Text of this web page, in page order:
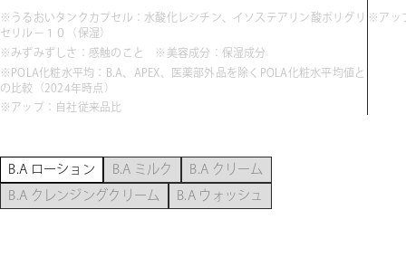
B.A ローション B.A ミルク
B.A クリーム
B.A クレンジングクリーム
B.A ウォッシュ
※うるおいタンクカプセル：水酸化レシチン、イソステアリン酸ポリグリ
セリル－１０（保湿）
※みずみずしさ：感触のこと ※美容成分：保湿成分
※POLA化粧水平均：B.A、APEX、医薬部外品を除くPOLA化粧水平均値と
の比較（2024年時点）
※アップ：自社従来品比
※アッ